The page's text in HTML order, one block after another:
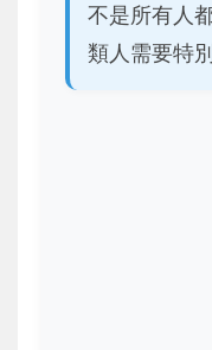
不是所有人
類人需要特